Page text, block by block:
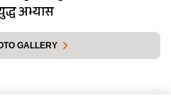
अभ्यास
GALLERY